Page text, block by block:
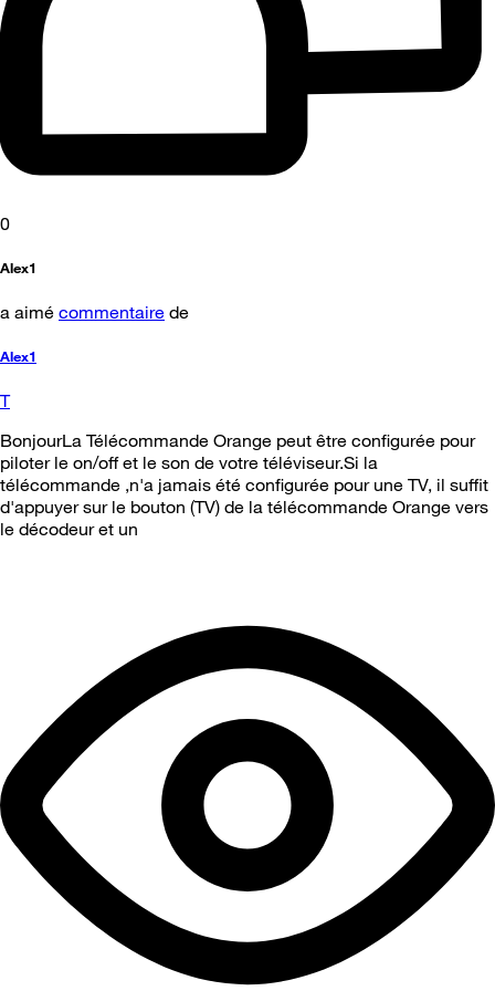
0
Alex1
a aimé commentaire de
Alex1
T
BonjourLa Télécommande Orange peut être configurée pour
piloter le on/off et le son de votre téléviseur.Si la
télécommande ,n'a jamais été configurée pour une TV, il suffit
d'appuyer sur le bouton (TV) de la télécommande Orange vers
le décodeur et un